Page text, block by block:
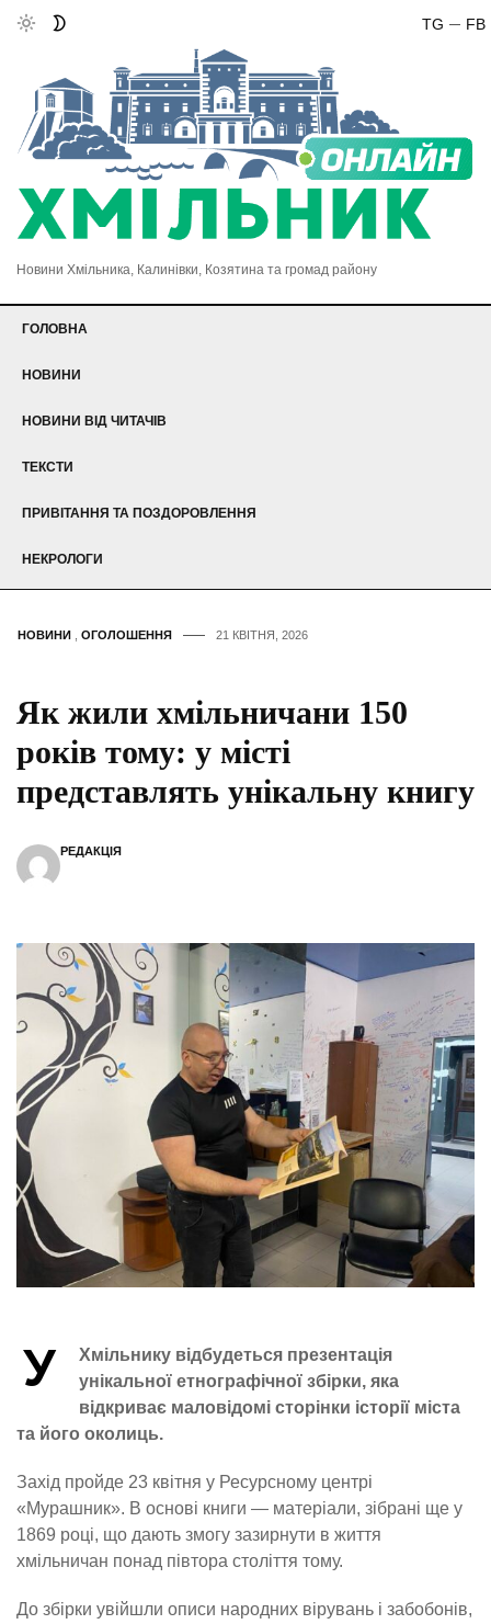
FB
TG
Новини Хмільника, Калинівки, Козятина та громад району
ГОЛОВНА
НОВИНИ
НОВИНИ ВІД ЧИТАЧІВ
ТЕКСТИ
ПРИВІТАННЯ ТА ПОЗДОРОВЛЕННЯ
НЕКРОЛОГИ
НОВИНИ ОГОЛОШЕННЯ 21 КВІТНЯ, 2026
Як жили хмільничани 150
років тому: у місті
представлять унікальну книгу
РЕДАКЦІЯ
У
Хмільнику відбудеться презентація
унікальної етнографічної збірки, яка
відкриває маловідомі сторінки історії міста
та його околиць.
Захід пройде 23 квітня у Ресурсному центрі
«Мурашник». В основі книги — матеріали, зібрані ще у
1869 році, що дають змогу зазирнути в життя
хмільничан понад півтора століття тому.
До збірки увійшли описи народних вірувань і забобонів,